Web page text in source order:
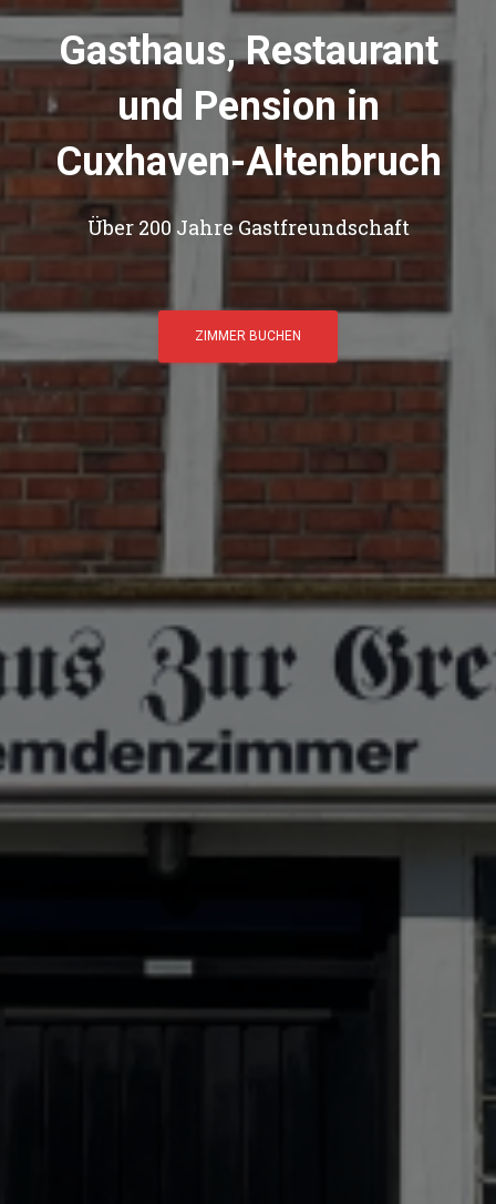
Gasthaus, Restaurant
und Pension in
Cuxhaven-Altenbruch
Über 200 Jahre Gastfreundschaft
ZIMMER BUCHEN